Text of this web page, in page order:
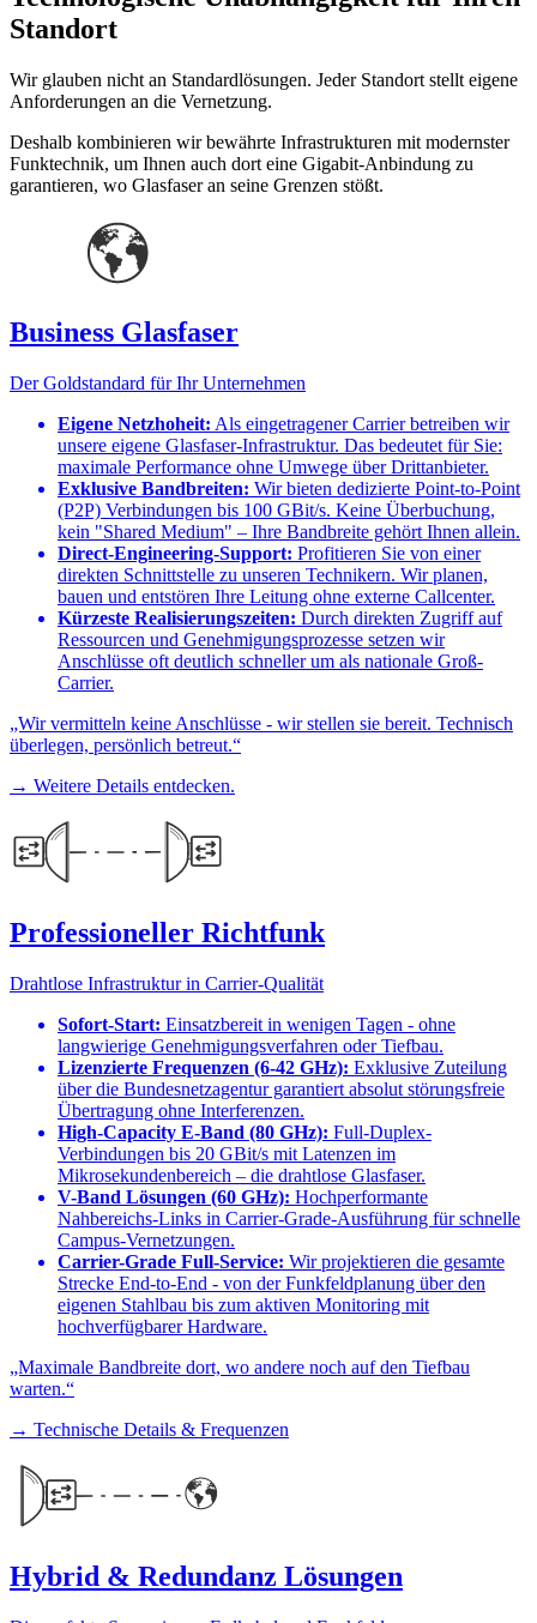
Standort
Wir glauben nicht an Standardlösungen. Jeder Standort stellt eigene
Anforderungen an die Vernetzung.
Deshalb kombinieren wir bewährte Infrastrukturen mit modernster
Funktechnik, um Ihnen auch dort eine Gigabit-Anbindung zu
garantieren, wo Glasfaser an seine Grenzen stößt.
Business Glasfaser
Der Goldstandard für Ihr Unternehmen
Eigene Netzhoheit: Als eingetragener Carrier betreiben wir
unsere eigene Glasfaser-Infrastruktur. Das bedeutet für Sie:
maximale Performance ohne Umwege über Drittanbieter.
Exklusive Bandbreiten: Wir bieten dedizierte Point-to-Point
(P2P) Verbindungen bis 100 GBit/s. Keine Überbuchung,
kein "Shared Medium" – Ihre Bandbreite gehört Ihnen allein.
Direct-Engineering-Support: Profitieren Sie von einer
direkten Schnittstelle zu unseren Technikern. Wir planen,
bauen und entstören Ihre Leitung ohne externe Callcenter.
Kürzeste Realisierungszeiten: Durch direkten Zugriff auf
Ressourcen und Genehmigungsprozesse setzen wir
Anschlüsse oft deutlich schneller um als nationale Groß-
Carrier.
„Wir vermitteln keine Anschlüsse - wir stellen sie bereit. Technisch
überlegen, persönlich betreut.“
→ Weitere Details entdecken.
Professioneller Richtfunk
Drahtlose Infrastruktur in Carrier-Qualität
Sofort-Start: Einsatzbereit in wenigen Tagen - ohne
langwierige Genehmigungsverfahren oder Tiefbau.
Lizenzierte Frequenzen (6-42 GHz): Exklusive Zuteilung
über die Bundesnetzagentur garantiert absolut störungsfreie
Übertragung ohne Interferenzen.
High-Capacity E-Band (80 GHz): Full-Duplex-
Verbindungen bis 20 GBit/s mit Latenzen im
Mikrosekundenbereich – die drahtlose Glasfaser.
V-Band Lösungen (60 GHz): Hochperformante
Nahbereichs-Links in Carrier-Grade-Ausführung für schnelle
Campus-Vernetzungen.
Carrier-Grade Full-Service: Wir projektieren die gesamte
Strecke End-to-End - von der Funkfeldplanung über den
eigenen Stahlbau bis zum aktiven Monitoring mit
hochverfügbarer Hardware.
„Maximale Bandbreite dort, wo andere noch auf den Tiefbau
warten.“
→ Technische Details & Frequenzen
Hybrid & Redundanz Lösungen